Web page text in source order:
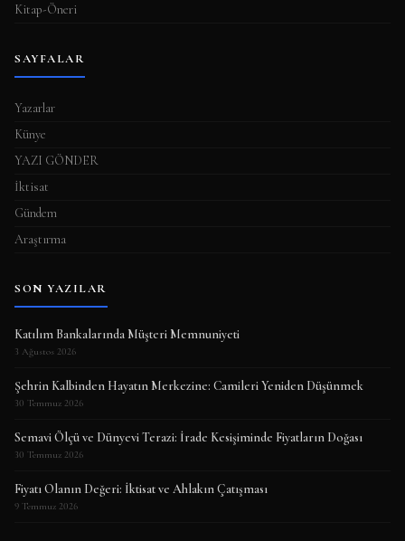
Kitap-Öneri
SAYFALAR
Yazarlar
Künye
YAZI GÖNDER
İktisat
Gündem
Araştırma
SON YAZILAR
Katılım Bankalarında Müşteri Memnuniyeti
3 Ağustos 2026
Şehrin Kalbinden Hayatın Merkezine: Camileri Yeniden Düşünmek
30 Temmuz 2026
Semavi Ölçü ve Dünyevi Terazi: İrade Kesişiminde Fiyatların Doğası
30 Temmuz 2026
Fiyatı Olanın Değeri: İktisat ve Ahlakın Çatışması
9 Temmuz 2026